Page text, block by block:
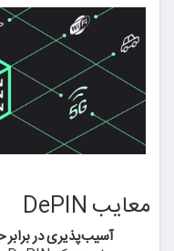
معایب DePIN
آسیب‌پذیری در